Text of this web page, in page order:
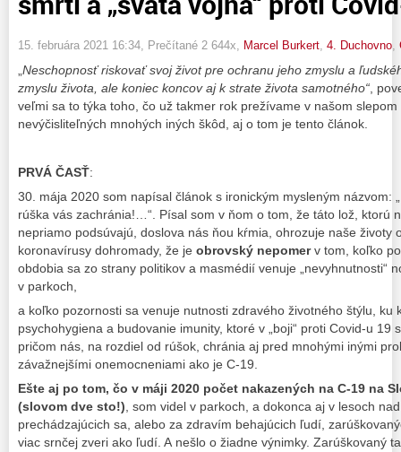
15. februára 2021 16:34 , Prečítané 2 644x, Marcel Burkert 4. Duchovno
Neschopnosť riskovať svoj život pre ochranu jeho zmyslu a
zmyslu života, ale koniec koncov aj k strate života samotného“ ,
veľmi sa to týka toho, čo už takmer rok prežívame v našom
nevýčisliteľných mnohých iných škôd, aj o tom je tento článok.
PRVÁ ČASŤ:
30. mája 2020 som napísal článok s ironickým mysleným názvom:
rúška vás zachránia!…“. Písal som v ňom o tom, že táto lož, ktorú
nepriamo podsúvajú, doslova nás ňou kŕmia, ohrozuje naše životy
koronavírusy dohromady, že je obrovský nepomerv tom, koľko
obdobia sa zo strany politikov a masmédií venuje „nevyhnutnosti“
v parkoch,
a koľko pozornosti sa venuje nutnosti zdravého životného štýlu, ku
psychohygiena a budovanie imunity, ktoré v „boji“ proti Covid-u 19
pričom nás, na rozdiel od rúšok, chránia aj pred mnohými inými
závažnejšími onemocneniami ako je C-19.
Ešte aj po tom, čo v máji 2020 počet nakazených na C-19 na
(slovom dve sto!), som videl v parkoch, a dokonca aj v lesoch
prechádzajúcich sa, alebo za zdravím behajúcich ľudí,
viac srnčej zveri ako ľudí. A nešlo o žiadne výnimky. Zarúškovaný